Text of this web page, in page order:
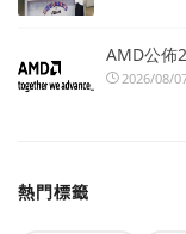
AMD公佈
2026/08/
熱門標籤